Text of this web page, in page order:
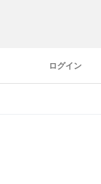
ログイン